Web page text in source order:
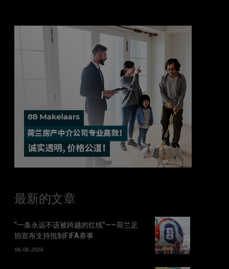
最新的文章
“一条永远不该被跨越的红线”——荷兰足
协宣布支持抵制FIFA赛事
06-08-2026